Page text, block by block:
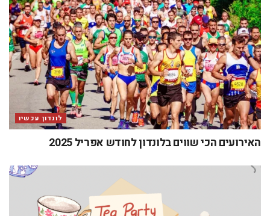
לונדון עכשיו
האירועים הכי שווים בלונדון לחודש אפריל 2025